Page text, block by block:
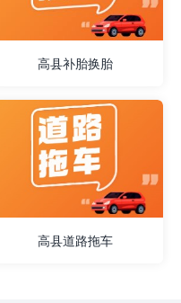
高县补胎换胎
高县道路拖车